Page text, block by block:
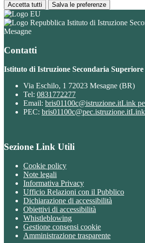
Accetta tutti Salva le preferenze
Istituto di Istruzione
Mesagne
Contatti
Istituto di Istruzione Secondaria Superiore
Via Eschilo, 1 72023 Mesagne (BR)
Tel: 0831772277
Email: bris01100c@istruzione.itLink
PEC: bris01100c@pec.istruzione.itLink
Sezione Link Utili
Cookie policy
Note legali
Informativa Privacy
Ufficio Relazioni con il Pubblico
Dichiarazione di accessibilità
Obiettivi di accessibilità
Whistleblowing
Gestione consensi cookie
Amministrazione trasparente